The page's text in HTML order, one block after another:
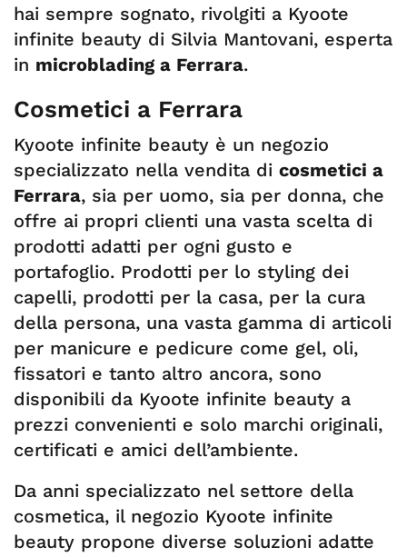
hai sempre sognato, rivolgiti a Kyoote
infinite beauty di Silvia Mantovani, esperta
in microblading a Ferrara.
Cosmetici a Ferrara
Kyoote infinite beauty è un negozio
specializzato nella vendita di cosmetici a
Ferrara, sia per uomo, sia per donna, che
offre ai propri clienti una vasta scelta di
prodotti adatti per ogni gusto e
portafoglio. Prodotti per lo styling dei
capelli, prodotti per la casa, per la cura
della persona, una vasta gamma di articoli
per manicure e pedicure come gel, oli,
fissatori e tanto altro ancora, sono
disponibili da Kyoote infinite beauty a
prezzi convenienti e solo marchi originali,
certificati e amici dell’ambiente.
Da anni specializzato nel settore della
cosmetica, il negozio Kyoote infinite
beauty propone diverse soluzioni adatte